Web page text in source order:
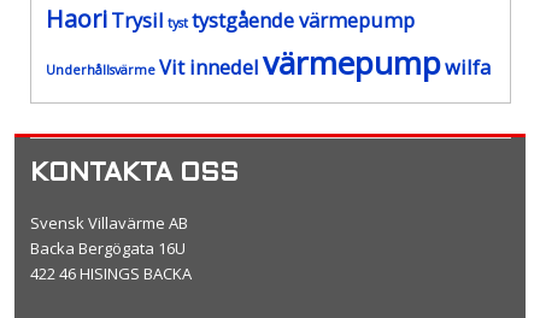
HaoriTrysil tyst tystgående värmepump
Underhållsvärme Vit innedelvärmepumpwilfa
KONTAKTA OSS
Svensk Villavärme AB
Backa Bergögata 16U
422 46 HISINGS BACKA